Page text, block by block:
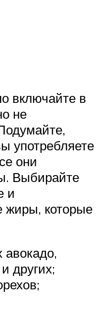
включайте в
не
употребляете
они
Выбирайте
и
которые
авокадо,
других;